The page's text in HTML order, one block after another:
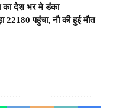
का देश भर मे डंका
22180 पहुंचा, नौ की हुई मौत